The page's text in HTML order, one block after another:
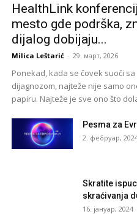
HealthLink
mesto gde podrška,
dijalog dobijaju...
Milica Leštarić - 29. март, 2026
Ponekad, kada se čovek suoči sa
dijagnozom, najteže nije samo
papiru. Najteže je sve ono što
Pesma za
2. фебруар,
Skratite
skraćivanja
16. јануар, 2024